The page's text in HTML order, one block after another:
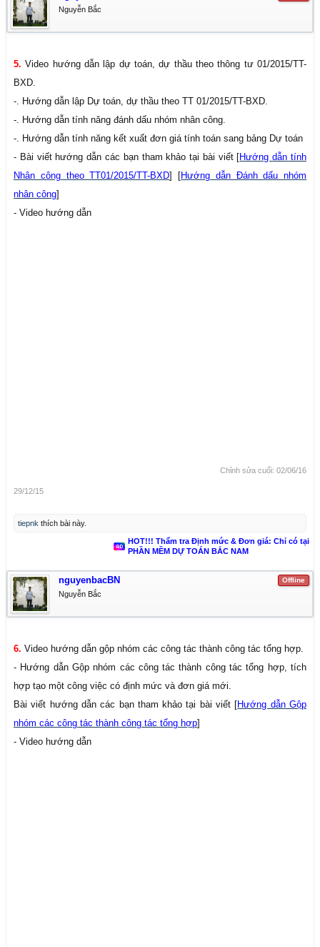
Nguyễn Bắc
5. Video hướng dẫn lập dự toán, dự thầu theo thông tư 01/2015/TT-
BXD.
-. Hướng dẫn lập Dự toán, dự thầu theo TT 01/2015/TT-BXD.
-. Hướng dẫn tính năng đánh dấu nhóm nhân công.
-. Hướng dẫn tính năng kết xuất đơn giá tính toán sang bảng Dự toán
- Bài viết hướng dẫn các bạn tham khảo tại bài viết [Hướng dẫn tính
Nhân công theo TT01/2015/TT-BXD] [Hướng dẫn Đánh dấu nhóm
nhân công]
- Video hướng dẫn
Chỉnh sửa cuối: 02/06/16
29/12/15
tiepnk thích bài này.
HOT!!! Thẩm tra Định mức & Đơn giá: Chỉ có tại
PHẦN MỀM DỰ TOÁN BẮC NAM
Offline
nguyenbacBN
Nguyễn Bắc
6. Video hướng dẫn gộp nhóm các công tác thành công tác tổng hợp.
- Hướng dẫn Gộp nhóm các công tác thành công tác tổng hợp, tích
hợp tạo một công việc có định mức và đơn giá mới.
Bài viết hướng dẫn các bạn tham khảo tại bài viết [Hướng dẫn Gộp
nhóm các công tác thành công tác tổng hợp]
- Video hướng dẫn